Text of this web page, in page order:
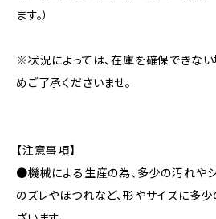
ます。）
※状況によっては、在庫を確保できな
めご了承くださいませ。
【注意事項】
●機械による生産の為、多少の汚れや
のズレやほつれなど、形やサイズに多